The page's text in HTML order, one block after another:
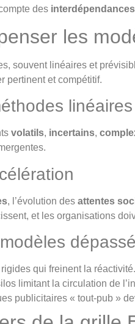
des interdépendances
les
souvent linéaires et
pertinent et compétitif.
linéaires
volatils, incertains,
, l’évolution des attentes
et les organisations
qui freinent la réactivité.
limitant la circulation de
publicitaires « tout-pub »